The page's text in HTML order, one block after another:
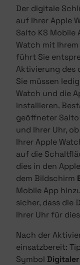
Der digitale
auf Ihrer Apple
Salto KS Mobile
Watch mit
führt Sie
Aktivierung des
Sie müssen
Watch und die
installieren.
geöffneter
und Ihrer Uhr,
Ihrer Apple
auf die
dies in den
dem Bildschirm
Mobile App
sicher, dass die
Ihrer Uhr für
Nach der
einsatzbereit:
Symbol